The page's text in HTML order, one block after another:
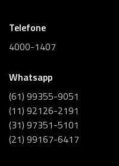
Telefone
4000-1407
Whatsapp
(61) 99355-9051
(11) 92126-2191
(31) 97351-5101
(21) 99167-6417